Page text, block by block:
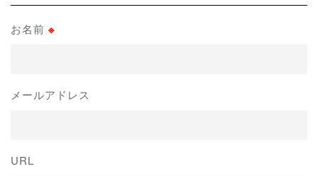
お名前 ※
メールアドレス
URL